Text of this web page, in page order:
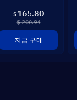
$ 165.80
$ 200.94
지금 구매